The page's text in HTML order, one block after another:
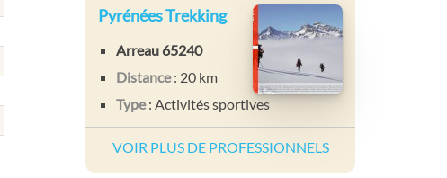
Pyrénées Trekking
Arreau 65240
Distance: 20 km
Type: Activités sportives
VOIR PLUS DE PROFESSIONNELS